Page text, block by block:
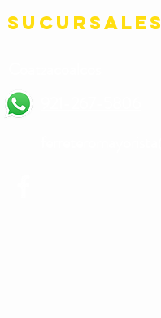
Sucursales